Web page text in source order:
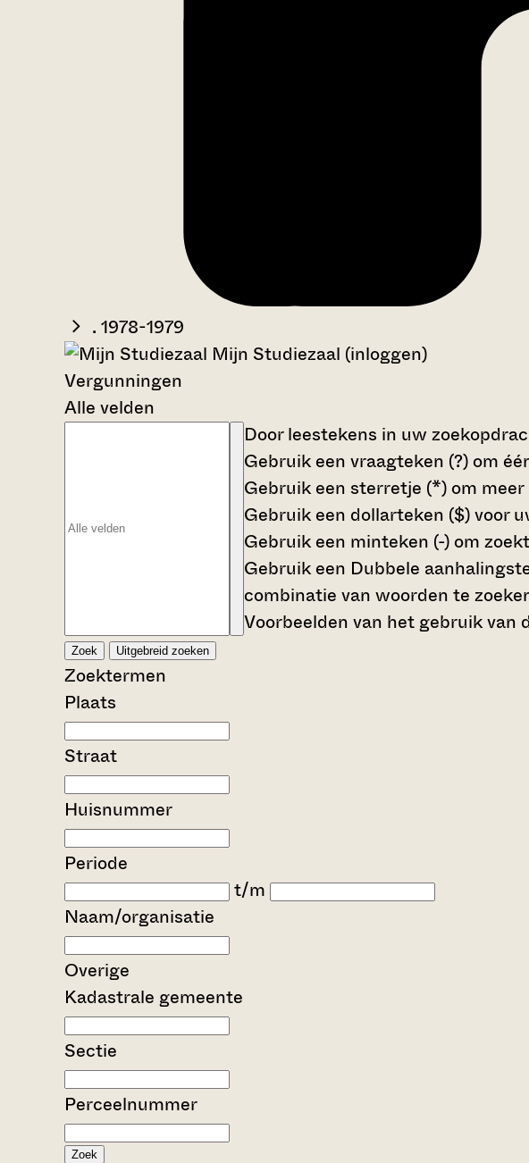
. 1978-1979
Mijn Studiezaal (inloggen)
Vergunningen
Alle velden
Door leestekens in uw
Gebruik een vraagteken (?) om
Gebruik een sterretje (*) om
Gebruik een dollarteken ($)voor
Gebruik een minteken (-) om
Gebruik een Dubbele
combinatie van woorden te
Voorbeelden van het gebruik van
Zoek Uitgebreid zoeken
Zoektermen
Plaats
Straat
Huisnummer
Periode
t/m
Naam/organisatie
Overige
Kadastrale gemeente
Sectie
Perceelnummer
Zoek